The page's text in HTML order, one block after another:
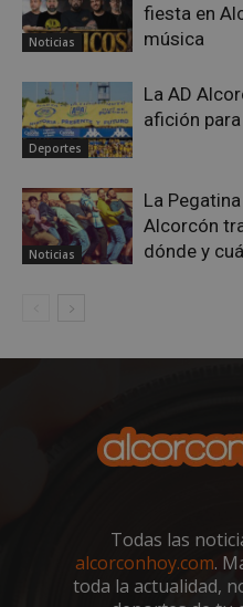
Noticias
fiesta en
música
Deportes
La AD
afición
Noticias
La
Alcorcón
dónde y
Todas las
alcorconhoy.com.
toda la actualidad,